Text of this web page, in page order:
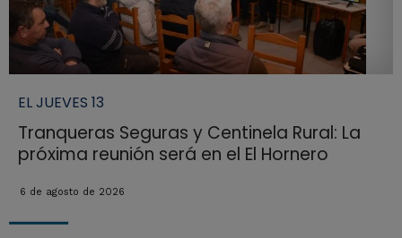
EL JUEVES 13
Tranqueras Seguras y Centinela Rural: La
próxima reunión será en el El Hornero
6 de agosto de 2026